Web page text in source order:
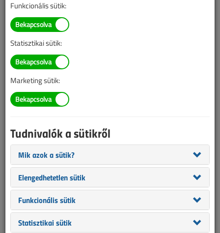
Lapszám:
Megtörtént esetek
Egy rendhagyó tűzvizsgálat,
avagy tűz a
2025/5. lapszám| prof. dr. Kováts László Dezső
Funkcionális sütik:
Statisztikai sütik:
Marketing sütik:
Tudnivalók a sütikről
Mik azok a sütik?
Elengedhetetlen sütik
Funkcionális sütik
Statisztikai sütik